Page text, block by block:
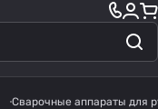
Сварочные аппараты для